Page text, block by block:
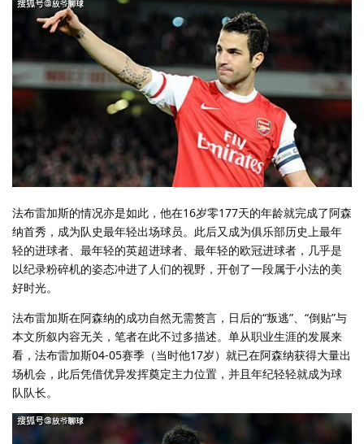
法布雷加斯的情况亦是如此，他在16岁零177天的年龄就完成了阿森
纳首秀，成为队史最年轻出场球员。此后又成为俱乐部历史上最年
轻的进球者、最年轻的英超进球者、最年轻的欧冠进球者，几乎是
以纪录粉碎机的姿态冲进了人们的视野，开创了一段属于小法的美
好时光。
法布雷加斯在阿森纳的成功自然无需赘言，日后的“叛逃”、“倒贴”与
本文所叙内容无关，笔者在此不过多描述。单从职业生涯的发展来
看，法布雷加斯04-05赛季（当时他17岁）就已在阿森纳获得大量出
场机会，此后凭借优异发挥奠定主力位置，并且年纪轻轻就成为球
队队长。